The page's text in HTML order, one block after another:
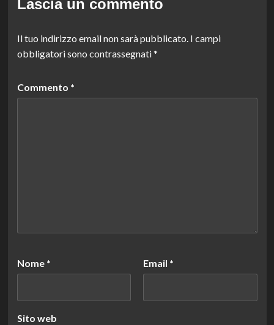
Lascia un commento
Il tuo indirizzo email non sarà pubblicato. I campi
obbligatori sono contrassegnati*
Commento *
Nome * Email *
Sito web